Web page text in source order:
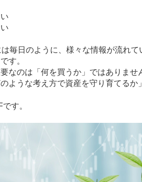
毎日のように、様々な情報が流れて
す。
なのは「何を買うか」ではありませ
ような考え方で資産を守り育てるか
す。